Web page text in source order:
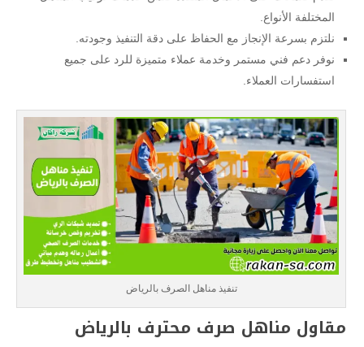
المختلفة الأنواع.
نلتزم بسرعة الإنجاز مع الحفاظ على دقة التنفيذ وجودته.
نوفر دعم فني مستمر وخدمة عملاء متميزة للرد على جميع
استفسارات العملاء.
تنفيذ مناهل الصرف بالرياض
مقاول مناهل صرف محترف بالرياض